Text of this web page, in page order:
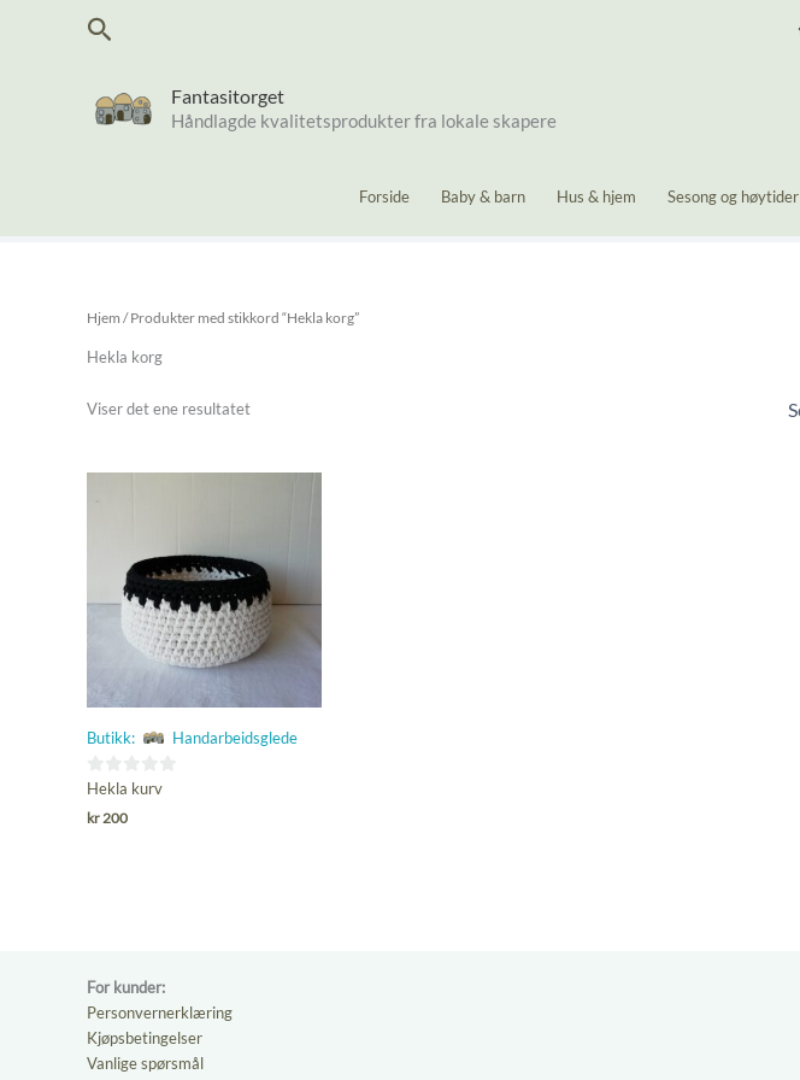
Søk
Fantasitorget
Håndlagde kvalitetsprodukter fra lokale skapere
Forside Baby & barn Hus & hjem Sesong og høytider
Hjem / Produkter med stikkord “Hekla korg”
Hekla korg
Viser det ene resultatet
Butikk: Handarbeidsglede
0
ut
Hekla kurv
kr 200
For kunder:
Personvernerklæring
Kjøpsbetingelser
Vanlige spørsmål